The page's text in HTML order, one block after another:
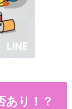
あり！？